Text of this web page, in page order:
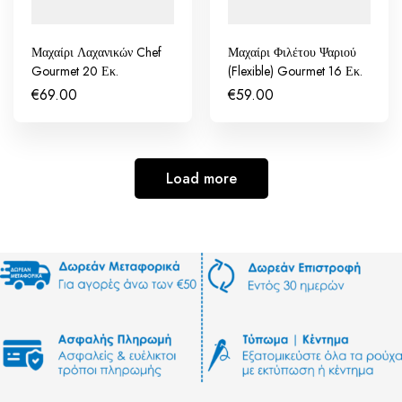
Μαχαίρι Λαχανικών Chef
Gourmet 20 Εκ.
€69.00
Μαχαίρι Φιλέτου Ψαριού
(Flexible) Gourmet 16 Εκ.
€59.00
Load more